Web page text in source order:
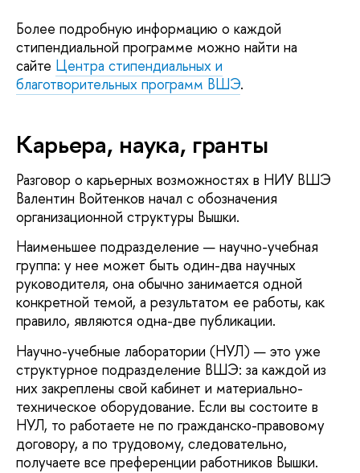
Более подробную информацию о каждой
стипендиальной программе можно найти на
сайте Центра стипендиальных и
благотворительных программ ВШЭ.
Карьера, наука, гранты
Разговор о карьерных возможностях в НИУ ВШЭ
Валентин Войтенков начал с обозначения
организационной структуры Вышки.
Наименьшее подразделение — научно-учебная
группа: у нее может быть один-два научных
руководителя, она обычно занимается одной
конкретной темой, а результатом ее работы, как
правило, являются одна-две публикации.
Научно-учебные лаборатории (НУЛ) — это уже
структурное подразделение ВШЭ: за каждой из
них закреплены свой кабинет и материально-
техническое оборудование. Если вы состоите в
НУЛ, то работаете не по гражданско-правовому
договору, а по трудовому, следовательно,
получаете все преференции работников Вышки.